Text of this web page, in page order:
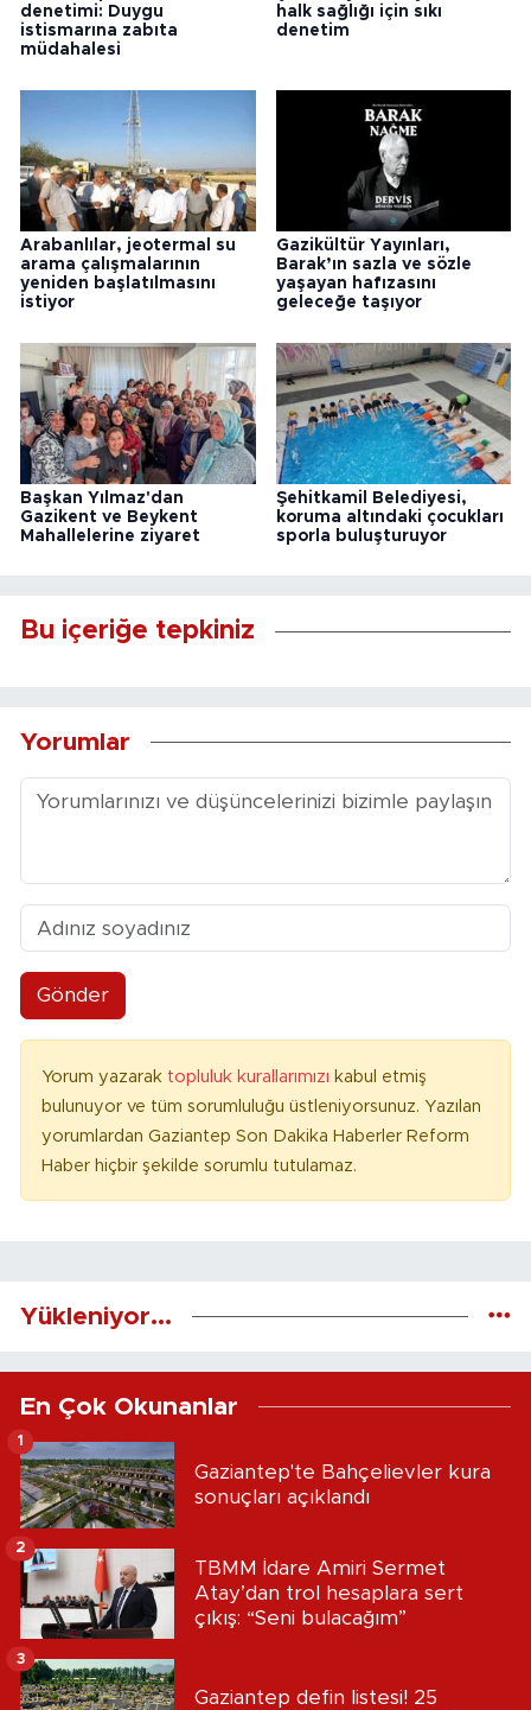
denetimi: Duygu
istismarına zabıta
müdahalesi
halk sağlığı için sıkı
denetim
Arabanlılar, jeotermal su
arama çalışmalarının
yeniden başlatılmasını
istiyor
Gazikültür Yayınları,
Barak’ın sazla ve sözle
yaşayan hafızasını
geleceğe taşıyor
Başkan Yılmaz'dan
Gazikent ve Beykent
Mahallelerine ziyaret
Şehitkamil Belediyesi,
koruma altındaki çocukları
sporla buluşturuyor
Bu içeriğe tepkiniz
Yorumlar
Gönder
Yorum yazarak topluluk kurallarımızı kabul etmiş
bulunuyor ve tüm sorumluluğu üstleniyorsunuz. Yazılan
yorumlardan Gaziantep Son Dakika Haberler Reform
Haber hiçbir şekilde sorumlu tutulamaz.
Yükleniyor...
En Çok Okunanlar
Gaziantep'te Bahçelievler kura
sonuçları açıklandı
1
TBMM İdare Amiri Sermet
Atay’dan trol hesaplara sert
çıkış: “Seni bulacağım”
2
Gaziantep defin listesi! 25
3